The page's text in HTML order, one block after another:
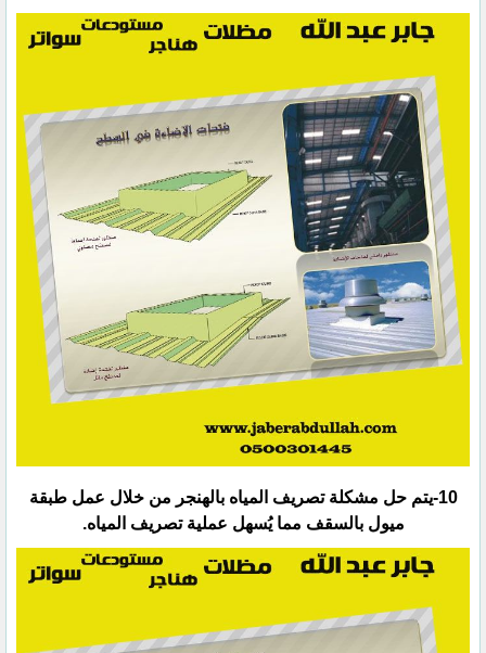
‏10-يتم حل مشكلة تصريف المياه بالهنجر من خلال عمل طبقة
ميول بالسقف مما يُسهل عملية تصريف المياه.‏